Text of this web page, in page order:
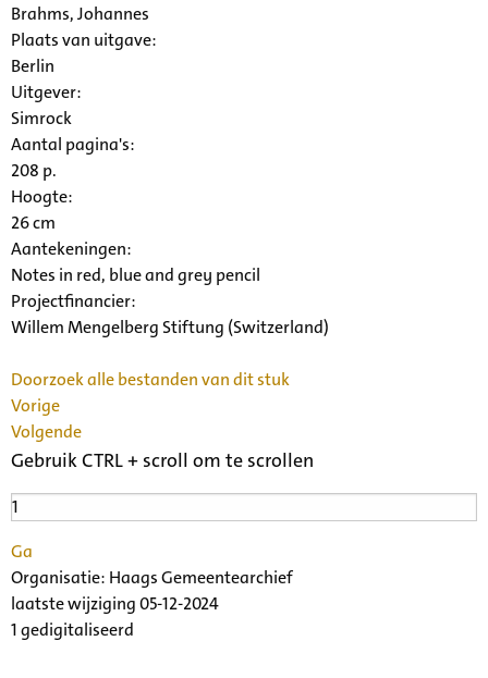
Brahms, Johannes
Plaats van uitgave:
Berlin
Uitgever:
Simrock
Aantal pagina's:
208 p.
Hoogte:
26 cm
Aantekeningen:
Notes in red, blue and grey pencil
Projectfinancier:
Willem Mengelberg Stiftung (Switzerland)
Doorzoek alle bestanden van dit stuk
Vorige
Volgende
Gebruik CTRL + scroll om te scrollen
Ga
Organisatie: Haags Gemeentearchief
laatste wijziging 05-12-2024
1 gedigitaliseerd